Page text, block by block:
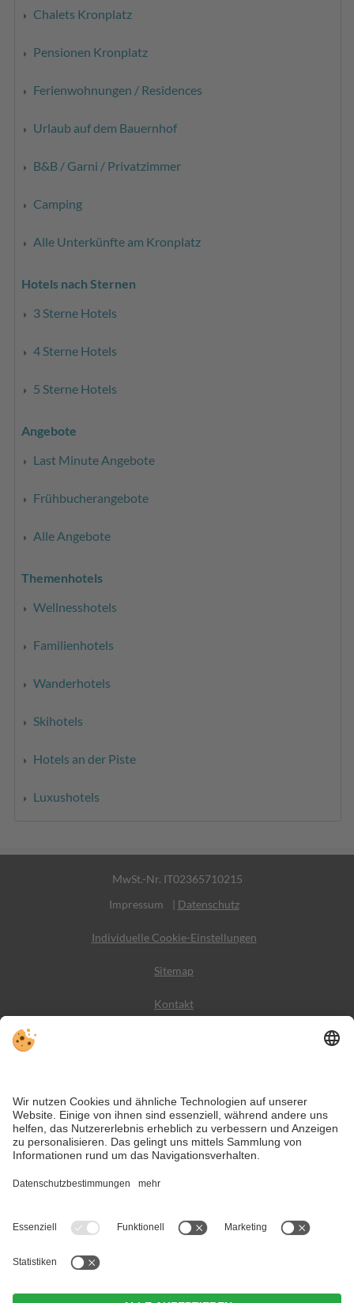
Chalets Kronplatz
Pensionen Kronplatz
Ferienwohnungen / Residences
Urlaub auf dem Bauernhof
B&B / Garni / Privatzimmer
Camping
Alle Unterkünfte am Kronplatz
Hotels nach Sternen
3 Sterne Hotels
4 Sterne Hotels
5 Sterne Hotels
Angebote
Last Minute Angebote
Frühbucherangebote
Alle Angebote
Themenhotels
Wellnesshotels
Familienhotels
Wanderhotels
Skihotels
Hotels an der Piste
Luxushotels
MwSt.-Nr. IT02365710215
Impressum
| Datenschutz
Individuelle Cookie-Einstellungen
Sitemap
Kontakt
VIVODolomiti ist das Reiseportal für unvergesslichen
Bergurlaub – mit Unterkünften und Angeboten in den
Dolomiten, im UNESCO Weltnaturerbe.
Trotz genauer Arbeit und ständigem Aktualisieren der Inhalte, können Fehler
auftreten. Wir übernehmen keine Gewähr für die Richtigkeit und
Vollständigkeit aller Informationen.
Informieren Sie sich sicherheitshalber nochmals beim Veranstalter vor Ort